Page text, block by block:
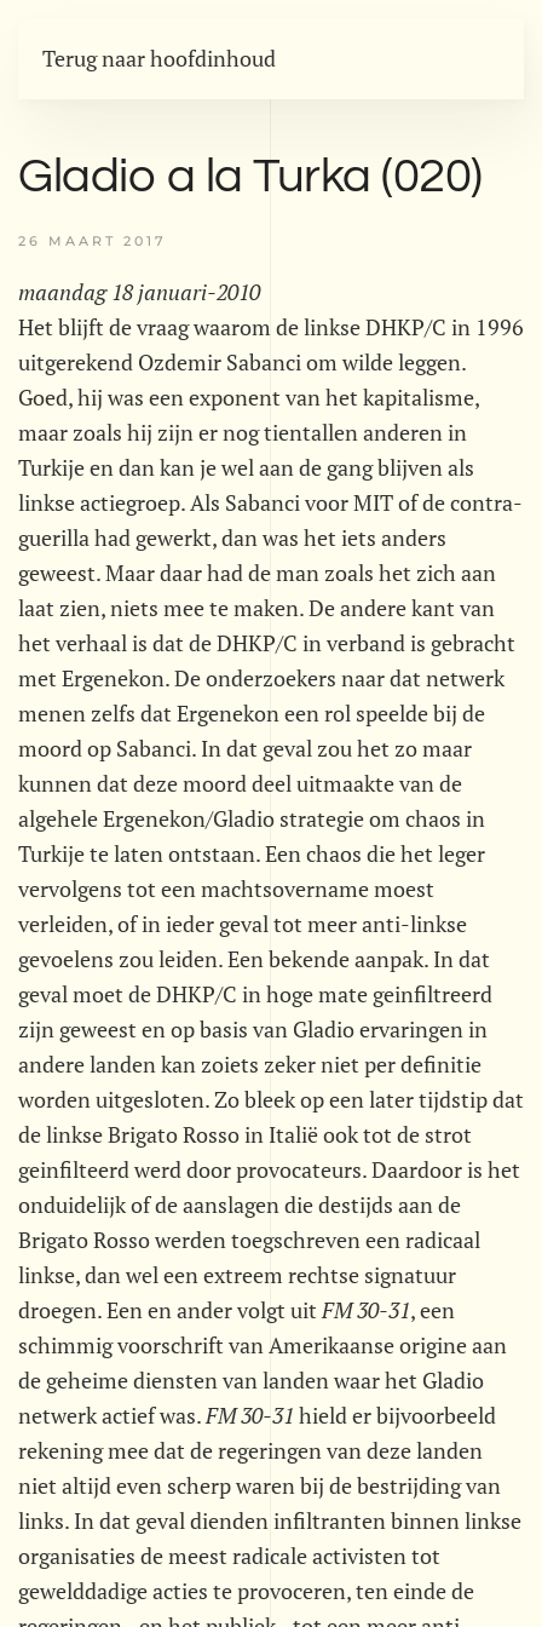
Terug naar hoofdinhoud
Gladio a la Turka (020)
26 MAART 2017
maandag 18 januari-2010
Het blijft de vraag waarom de linkse DHKP/C in 1996
uitgerekend Ozdemir Sabanci om wilde leggen.
Goed, hij was een exponent van het kapitalisme,
maar zoals hij zijn er nog tientallen anderen in
Turkije en dan kan je wel aan de gang blijven als
linkse actiegroep. Als Sabanci voor MIT of de contra-
guerilla had gewerkt, dan was het iets anders
geweest. Maar daar had de man zoals het zich aan
laat zien, niets mee te maken. De andere kant van
het verhaal is dat de DHKP/C in verband is gebracht
met Ergenekon. De onderzoekers naar dat netwerk
menen zelfs dat Ergenekon een rol speelde bij de
moord op Sabanci. In dat geval zou het zo maar
kunnen dat deze moord deel uitmaakte van de
algehele Ergenekon/Gladio strategie om chaos in
Turkije te laten ontstaan. Een chaos die het leger
vervolgens tot een machtsovername moest
verleiden, of in ieder geval tot meer anti-linkse
gevoelens zou leiden. Een bekende aanpak. In dat
geval moet de DHKP/C in hoge mate geinfiltreerd
zijn geweest en op basis van Gladio ervaringen in
andere landen kan zoiets zeker niet per definitie
worden uitgesloten. Zo bleek op een later tijdstip dat
de linkse Brigato Rosso in Italië ook tot de strot
geinfilteerd werd door provocateurs. Daardoor is het
onduidelijk of de aanslagen die destijds aan de
Brigato Rosso werden toegschreven een radicaal
linkse, dan wel een extreem rechtse signatuur
droegen. Een en ander volgt uitFM 30-31, een
schimmig voorschrift van Amerikaanse origine aan
de geheime diensten van landen waar het Gladio
netwerk actief was.FM 30-31 hield er bijvoorbeeld
rekening mee dat de regeringen van deze landen
niet altijd even scherp waren bij de bestrijding van
links. In dat geval dienden infiltranten binnen linkse
organisaties de meest radicale activisten tot
gewelddadige acties te provoceren, ten einde de